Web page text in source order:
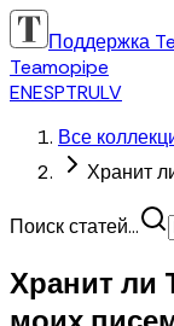
Поддержка
Teamopipe
ENESPTRULV
Все
Хранит
Поиск статей...
Хранит ли